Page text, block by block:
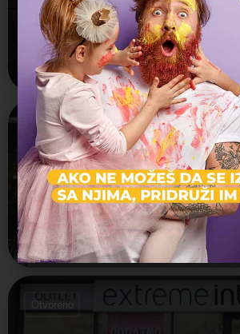
s.Oliver - BEO Shopping Center
Vojislava Ilića 141 Dečija
Intersport - Immo Outlet Centar
Gandijeva 21 Dečija odeća,
Otvoreno
Otvoreno